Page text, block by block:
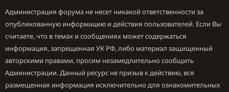
Администрация форума не несет никакой ответственности за
опубликованную информацию и действия пользователей. Если Вы
считаете, что в темах и сообщениях может содержаться
информация, запрещенная УК РФ, либо материал защищенный
авторскими правами, просим незамедлительно сообщить
Администрации. Данный ресурс не призыв к действию, вся
размещенная информация исключительно для ознакомительных